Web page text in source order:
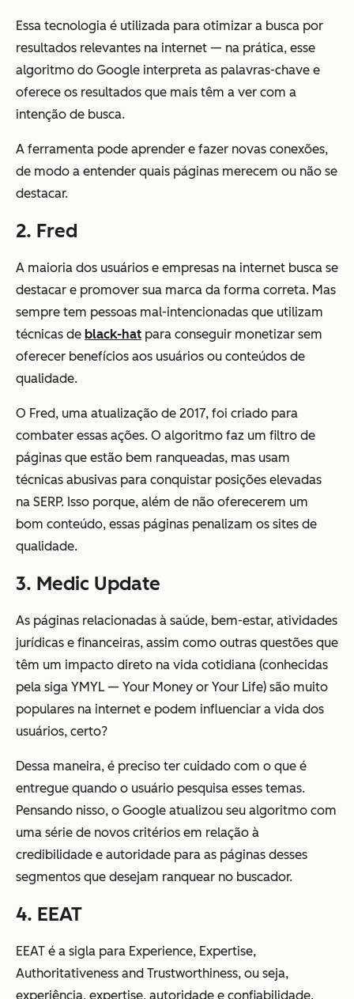
Essa tecnologia é utilizada para otimizar a busca por
resultados relevantes na internet — na prática, esse
algoritmo do Google interpreta as palavras-chave e
oferece os resultados que mais têm a ver com a
intenção de busca.
A ferramenta pode aprender e fazer novas conexões,
de modo a entender quais páginas merecem ou não se
destacar.
2. Fred
A maioria dos usuários e empresas na internet busca se
destacar e promover sua marca da forma correta. Mas
sempre tem pessoas mal-intencionadas que utilizam
técnicas de black-hat para conseguir monetizar sem
oferecer benefícios aos usuários ou conteúdos de
qualidade.
O Fred, uma atualização de 2017, foi criado para
combater essas ações. O algoritmo faz um filtro de
páginas que estão bem ranqueadas, mas usam
técnicas abusivas para conquistar posições elevadas
na SERP. Isso porque, além de não oferecerem um
bom conteúdo, essas páginas penalizam os sites de
qualidade.
3. Medic Update
As páginas relacionadas à saúde, bem-estar, atividades
jurídicas e financeiras, assim como outras questões que
têm um impacto direto na vida cotidiana (conhecidas
pela siga YMYL — Your Money or Your Life) são muito
populares na internet e podem influenciar a vida dos
usuários, certo?
Dessa maneira, é preciso ter cuidado com o que é
entregue quando o usuário pesquisa esses temas.
Pensando nisso, o Google atualizou seu algoritmo com
uma série de novos critérios em relação à
credibilidade e autoridade para as páginas desses
segmentos que desejam ranquear no buscador.
4. EEAT
EEAT é a sigla para Experience, Expertise,
Authoritativeness and Trustworthiness, ou seja,
experiência, expertise, autoridade e confiabilidade.